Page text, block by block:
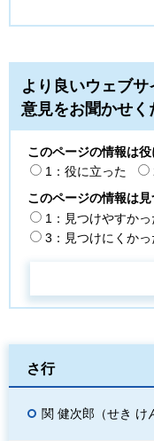
より良いウェブ
意見をお聞かせく
このページの情報は
1：役に立った
このページの情報は
1：見つけやすかっ
3：見つけにくかっ
さ行
関 健次郎（せき け